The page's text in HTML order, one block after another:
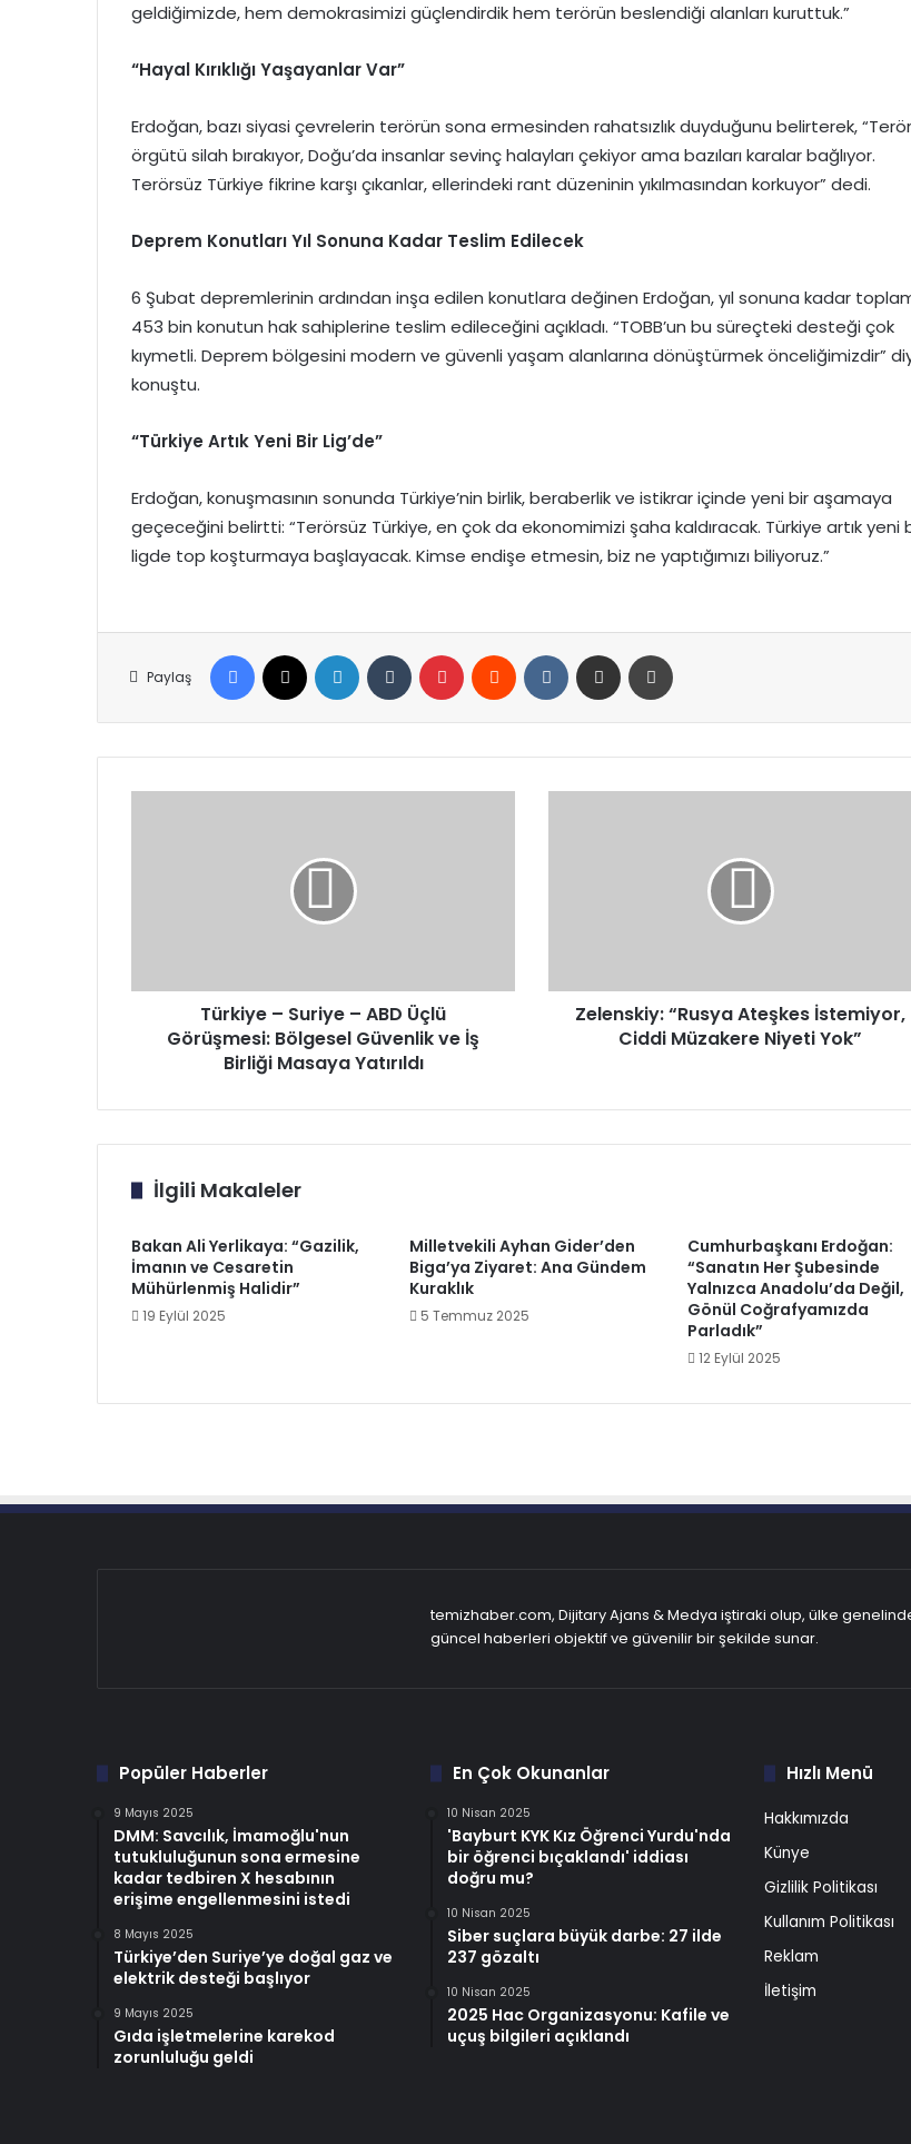
geldiğimizde, hem demokrasimizi güçlendirdik hem terörün beslendiği alanları kuruttuk.”
“Hayal Kırıklığı Yaşayanlar Var”
Erdoğan, bazı siyasi çevrelerin terörün sona ermesinden rahatsızlık duyduğunu belirterek, “Terör
örgütü silah bırakıyor, Doğu’da insanlar sevinç halayları çekiyor ama bazıları karalar bağlıyor.
Terörsüz Türkiye fikrine karşı çıkanlar, ellerindeki rant düzeninin yıkılmasından korkuyor” dedi.
Deprem Konutları Yıl Sonuna Kadar Teslim Edilecek
6 Şubat depremlerinin ardından inşa edilen konutlara değinen Erdoğan, yıl sonuna kadar
453 bin konutun hak sahiplerine teslim edileceğini açıkladı. “TOBB’un bu süreçteki desteği çok
kıymetli. Deprem bölgesini modern ve güvenli yaşam alanlarına dönüştürmek önceliğimizdir”
konuştu.
“Türkiye Artık Yeni Bir Lig’de”
Erdoğan, konuşmasının sonunda Türkiye’nin birlik, beraberlik ve istikrar içinde yeni bir aşamaya
geçeceğini belirtti: “Terörsüz Türkiye, en çok da ekonomimizi şaha kaldıracak. Türkiye artık yeni
ligde top koşturmaya başlayacak. Kimse endişe etmesin, biz ne yaptığımızı biliyoruz.”
Paylaş
Facebook LinkedIn Tumblr Pinterest Reddit VKontakteE-Posta ile paylaş
Güvenlik
Yatırıldı
Türkiye – Suriye – ABD Üçlü
Görüşmesi: Bölgesel Güvenlik ve İş
Birliği Masaya Yatırıldı
Zelenskiy: “Rusya Ateşkes İstemiyor,
Ciddi Müzakere Niyeti Yok”
İlgili Makaleler
Bakan Ali Yerlikaya: “Gazilik,
İmanın ve Cesaretin
Mühürlenmiş Halidir”
19 Eylül 2025
Milletvekili Ayhan Gider’den
Biga’ya Ziyaret: Ana Gündem
Kuraklık
5 Temmuz 2025
Cumhurbaşkanı Erdoğan:
“Sanatın Her Şubesinde
Yalnızca Anadolu’da Değil,
Gönül Coğrafyamızda
Parladık”
12 Eylül 2025
temizhaber.com, Dijitary Ajans & Medya iştiraki olup, ülke
güncel haberleri objektif ve güvenilir bir şekilde sunar.
Popüler Haberler
9 Mayıs 2025
DMM: Savcılık, İmamoğlu'nun
tutukluluğunun sona ermesine
kadar tedbiren X hesabının
erişime engellenmesini istedi
8 Mayıs 2025
Türkiye’den Suriye’ye doğal gaz ve
elektrik desteği başlıyor
9 Mayıs 2025
Gıda işletmelerine karekod
zorunluluğu geldi
En Çok Okunanlar
10 Nisan 2025
'Bayburt KYK Kız Öğrenci Yurdu'nda
bir öğrenci bıçaklandı' iddiası
doğru mu?
10 Nisan 2025
Siber suçlara büyük darbe: 27 ilde
237 gözaltı
10 Nisan 2025
2025 Hac Organizasyonu: Kafile ve
uçuş bilgileri açıklandı
Hızlı Menü
Hakkımızda
Künye
Gizlilik Politikası
Kullanım Politikası
Reklam
İletişim